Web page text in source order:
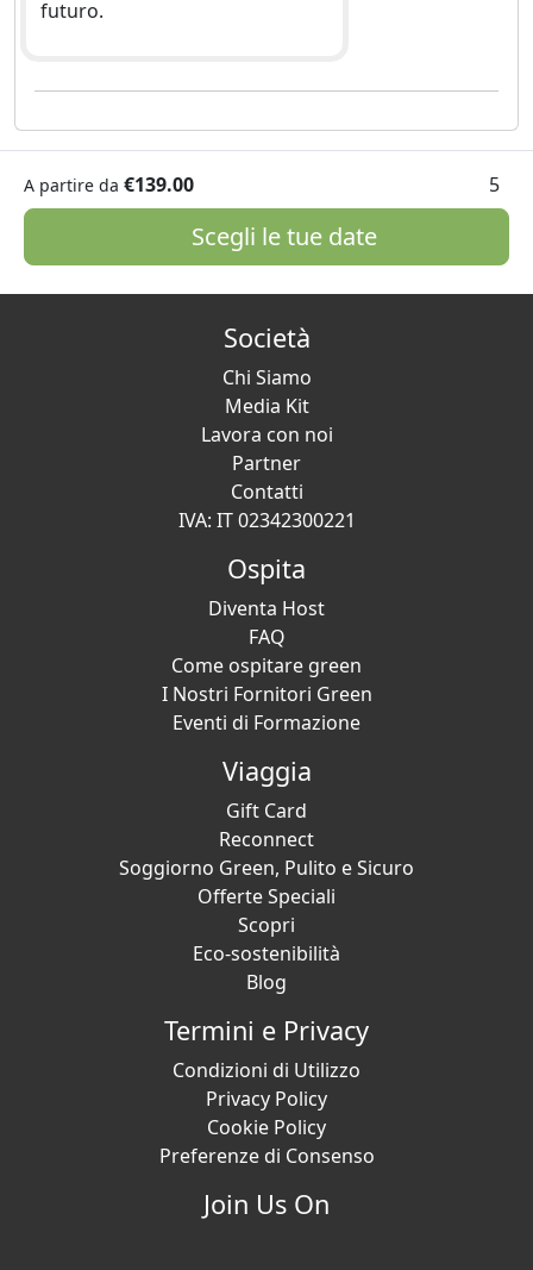
futuro.
A partire da €139.00 5
Scegli le tue date
Società
Chi Siamo
Media Kit
Lavora con noi
Partner
Contatti
IVA: IT 02342300221
Ospita
Diventa Host
FAQ
Come ospitare green
I Nostri Fornitori Green
Eventi di Formazione
Viaggia
Gift Card
Reconnect
Soggiorno Green, Pulito e Sicuro
Offerte Speciali
Scopri
Eco-sostenibilità
Blog
Termini e Privacy
Condizioni di Utilizzo
Privacy Policy
Cookie Policy
Preferenze di Consenso
Join Us On